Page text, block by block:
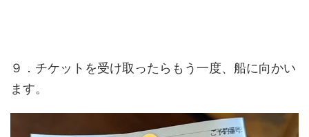
９．チケットを受け取ったらもう一度、船に向かい
ます。